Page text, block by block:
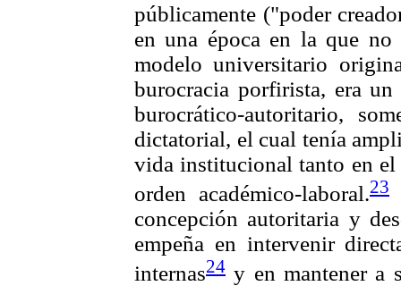
públicamente ("poder
en una época en la que
modelo universitario
burocracia porfirista, era
burocrático-autoritario,
dictatorial, el cual tenía
vida institucional tanto en
orden académico-laboral.23
concepción autoritaria y
empeña en intervenir
internas24 y en mantener a